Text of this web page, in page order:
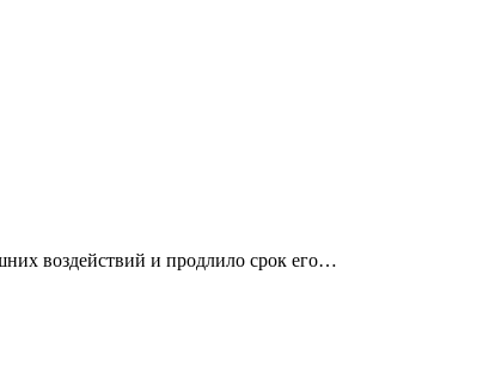
воздействий и продлило срок его…